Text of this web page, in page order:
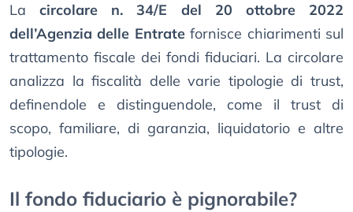
Lacircolare n. 34/E del 20 ottobre 2022
dell’Agenzia delle Entratefornisce chiarimenti sul
trattamento fiscale dei fondi fiduciari. La circolare
analizza la fiscalità delle varie tipologie di trust,
definendole e distinguendole, come il trust di
scopo, familiare, di garanzia, liquidatorio e altre
tipologie.
Il fondo fiduciario è pignorabile?